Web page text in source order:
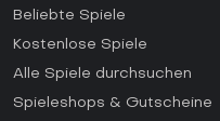
Beliebte Spiele
Kostenlose Spiele
Alle Spiele durchsuchen
Spieleshops & Gutscheine